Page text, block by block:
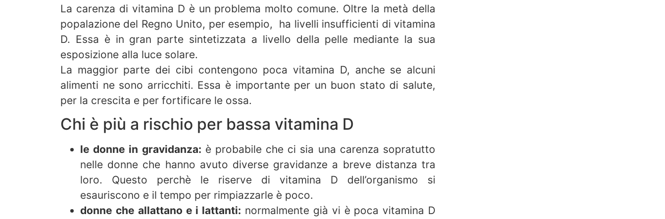
La carenza di vitamina D è un problema molto comune. Oltre la metà della
popalazione del Regno Unito, per esempio, ha livelli insufficienti di vitamina
D. Essa è in gran parte sintetizzata a livello della pelle mediante la sua
esposizione alla luce solare.
La maggior parte dei cibi contengono poca vitamina D, anche se alcuni
alimenti ne sono arricchiti. Essa è importante per un buon stato di salute,
per la crescita e per fortificare le ossa.
Chi è più a rischio per bassa vitamina D
le donne in gravidanza: è probabile che ci sia una carenza sopratutto
nelle donne che hanno avuto diverse gravidanze a breve distanza tra
loro. Questo perchè le riserve di vitamina D dell’organismo si
esauriscono e il tempo per rimpiazzarle è poco.
donne che allattano e i lattanti: normalmente già vi è poca vitamina D